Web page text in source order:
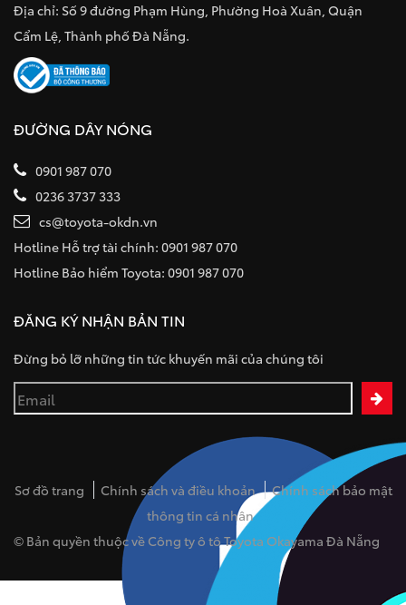
Địa chỉ: Số 9 đường Phạm Hùng, Phường Hoà Xuân, Quận
Cẩm Lệ, Thành phố Đà Nẵng.
ĐƯỜNG DÂY NÓNG
0901 987 070
0236 3737 333
cs@toyota-okdn.vn
Hotline Hỗ trợ tài chính: 0901 987 070
Hotline Bảo hiểm Toyota: 0901 987 070
ĐĂNG KÝ NHẬN BẢN TIN
Đừng bỏ lỡ những tin tức khuyến mãi của chúng tôi
Sơ đồ trang Chính sách và điều khoản
Chính sách bảo mật
thông tin cá nhân
© Bản quyền thuộc về Công ty ô tô Toyota Okayama Đà Nẵng